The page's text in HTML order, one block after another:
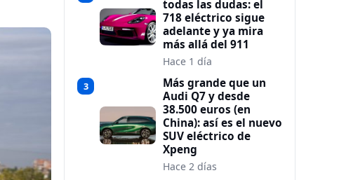
todas las dudas: el
718 eléctrico sigue
adelante y ya mira
más allá del 911
Hace 1 día
3
Más grande que un
Audi Q7 y desde
38.500 euros (en
China): así es el nuevo
SUV eléctrico de
Xpeng
Hace 2 días